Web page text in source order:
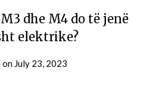
dhe M4 do të jenë
elektrike?
on July 23, 2023